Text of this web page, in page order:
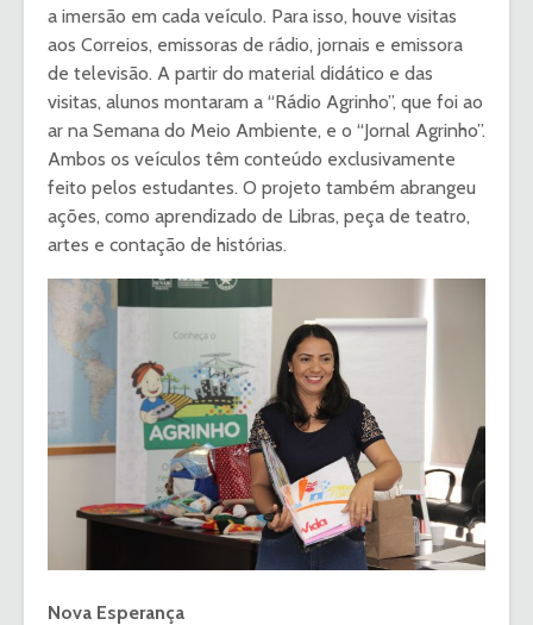
a imersão em cada veículo. Para isso, houve visitas
aos Correios, emissoras de rádio, jornais e emissora
de televisão. A partir do material didático e das
visitas, alunos montaram a “Rádio Agrinho”, que foi ao
ar na Semana do Meio Ambiente, e o “Jornal Agrinho”.
Ambos os veículos têm conteúdo exclusivamente
feito pelos estudantes. O projeto também abrangeu
ações, como aprendizado de Libras, peça de teatro,
artes e contação de histórias.
Nova Esperança